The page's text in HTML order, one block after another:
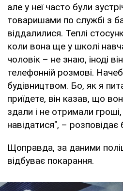
але у неї часто були
товаришами по службі з
віддалилися. Теплі
коли вона ще у школі
чоловік – не знаю, іноді
телефонній розмові.
будівництвом. Бо, як я
приїдете, він казав, що
здали і не отримали
навідатися", – розповідає
Щоправда, за даними
відбуває покарання.